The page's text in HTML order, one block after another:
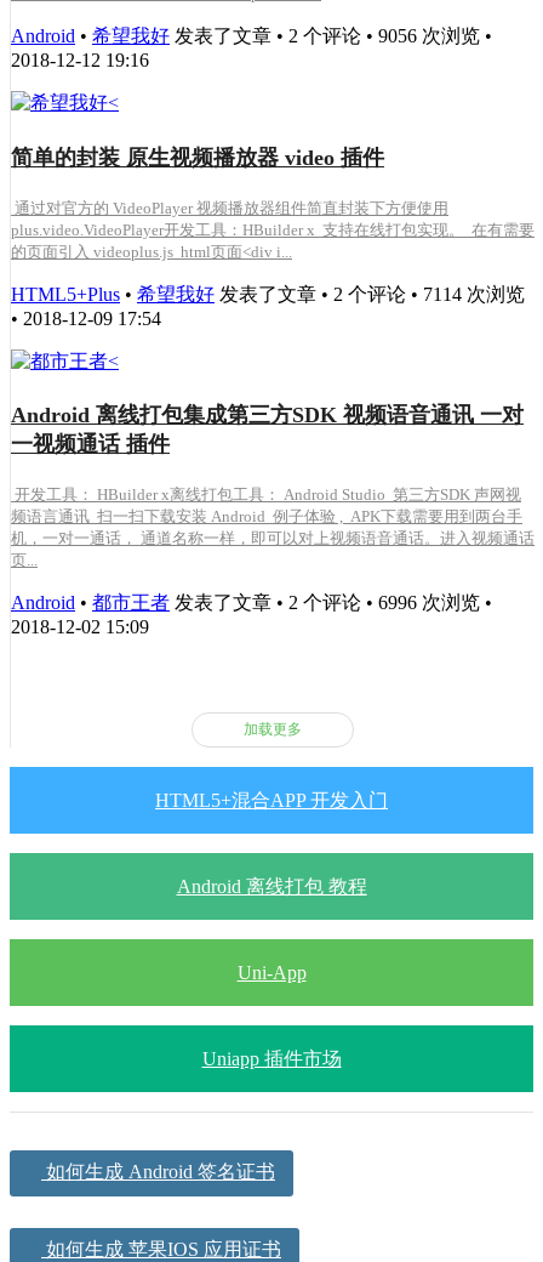
Android • 希望我好 发表了文章 • 2 个评论 • 9056 次浏览 •
2018-12-12 19:16
简单的封装 原生视频播放器 video 插件
通过对官方的 VideoPlayer 视频播放器组件简直封装下方便使用
plus.video.VideoPlayer开发工具：HBuilder x 支持在线打包实现。 在有需要
的页面引入 videoplus.js html页面<div i...
HTML5+Plus • 希望我好 发表了文章 • 2 个评论 • 7114 次浏览
• 2018-12-09 17:54
Android 离线打包集成第三方SDK 视频语音通讯 一对
一视频通话 插件
开发工具： HBuilder x离线打包工具： Android Studio 第三方SDK 声网视
频语言通讯 扫一扫下载安装 Android 例子体验 , APK下载需要用到两台手
机，一对一通话， 通道名称一样，即可以对上视频语音通话。进入视频通话
页...
Android • 都市王者 发表了文章 • 2 个评论 • 6996 次浏览 •
2018-12-02 15:09
加载更多
HTML5+混合APP 开发入门
Android 离线打包 教程
Uni-App
Uniapp 插件市场
如何生成 Android 签名证书
如何生成 苹果IOS 应用证书